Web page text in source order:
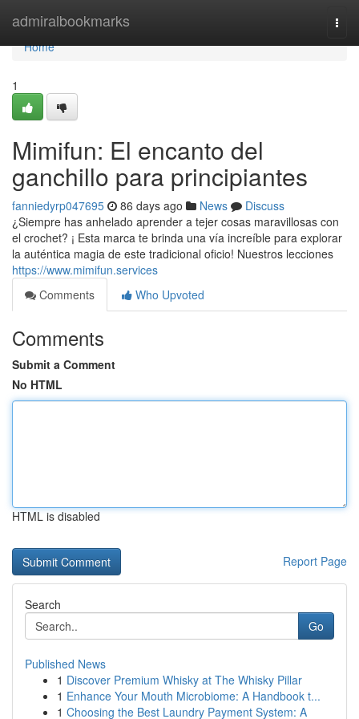
admiralbookmarks
Home
Home
1
Mimifun: El encanto del
ganchillo para principiantes
fanniedyrp047695 86 days ago News
Discuss
¿Siempre has anhelado aprender a tejer cosas maravillosas con
el crochet? ¡ Esta marca te brinda una vía increíble para explorar
la auténtica magia de este tradicional oficio! Nuestros lecciones
https://www.mimifun.services
Comments
Who Upvoted
Comments
Submit a Comment
No HTML
HTML is disabled
Report Page
Search
Go
Published News
1 Discover Premium Whisky at The Whisky Pillar
1 Enhance Your Mouth Microbiome: A Handbook t...
1 Choosing the Best Laundry Payment System: A